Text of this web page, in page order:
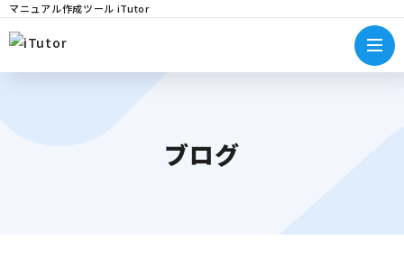
マニュアル作成ツール iTutor
ブログ